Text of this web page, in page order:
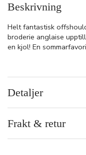
Beskrivning
Helt fantastisk
broderie anglaise
en kjol! En
Detaljer
Frakt & retur